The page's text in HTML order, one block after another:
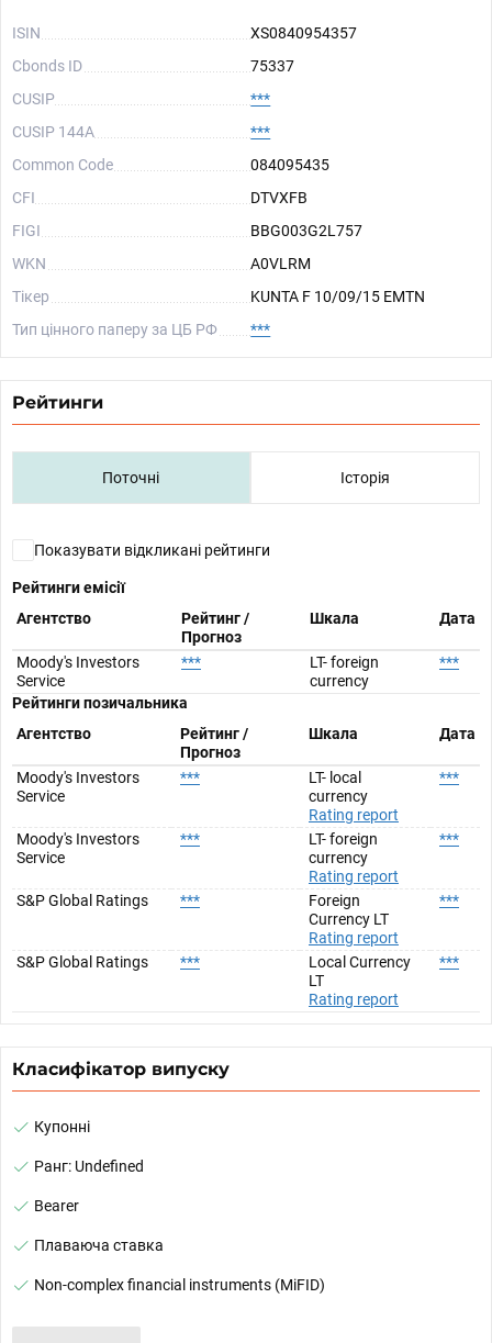
ISIN
XS0840954357
Cbonds ID
75337
CUSIP
***
CUSIP 144A
***
Common Code
084095435
CFI
DTVXFB
FIGI
BBG003G2L757
WKN
A0VLRM
Тікер
KUNTA F 10/09/15 EMTN
Тип цінного паперу за ЦБ РФ
***
Рейтинги
Поточні Історія
Показувати відкликані рейтинги
Рейтинги емісії
Агентство
Рейтинг /
Прогноз
Шкала Дата
Moody's Investors
Service
***
LT- foreign
currency
***
Рейтинги позичальника
Агентство
Рейтинг /
Прогноз
Шкала Дата
Moody's Investors
Service
***
LT- local
currency
Rating report
***
Moody's Investors
Service
***
LT- foreign
currency
Rating report
***
S&P Global Ratings ***
Foreign
Currency LT
Rating report
***
S&P Global Ratings ***
Local Currency
LT
Rating report
***
Класифікатор випуску
Купонні
Ранг: Undefined
Bearer
Плаваюча ставка
Non-complex financial instruments (MiFID)